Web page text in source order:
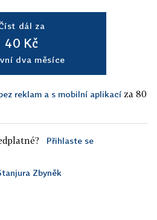
dál za
40 Kč
dva měsíce
reklam a s mobilní aplikací za 80
Přihlaste se
Zbyněk